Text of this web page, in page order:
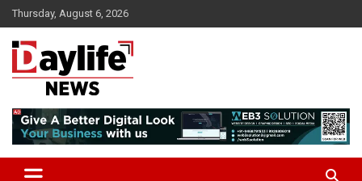
Skip
to
content
Thursday, August 6, 2026
daylifenews